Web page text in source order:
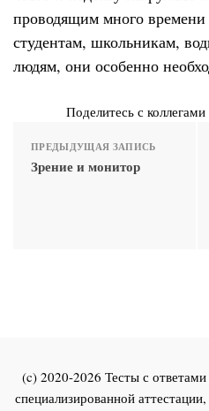
проводящим много времени
студентам, школьникам,
людям, они особенно
Поделитесь с коллегами
ПРЕДЫДУЩАЯ ЗАПИСЬ
Зрение и монитор
(c) 2020-2026 Тесты с ответами
специализированной